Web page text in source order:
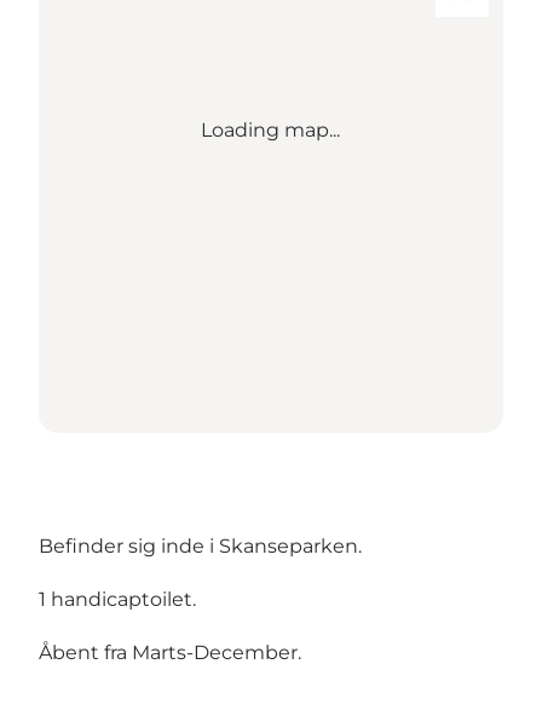
Loading map...
Befinder sig inde i Skanseparken.
1 handicaptoilet.
Åbent fra Marts-December.